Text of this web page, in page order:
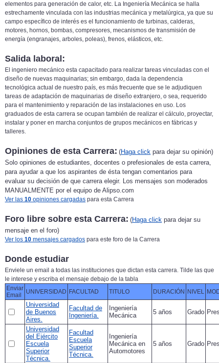
elementos para generación de calor, etc. La Ingeniería Mecánica se halla
estrechamente vinculada con las industrias mecánica y metalúrgica, ya que su
campo específico de interés es el funcionamiento de turbinas, calderas,
motores, hornos, bombas, compresores, mecanismos de transmisión de
energía (engranajes, arboles, poleas), frenos, elásticos, etc.
Salida laboral:
El ingeniero mecánico esta capacitado para realizar tareas vinculadas con el
diseño de nuevas maquinarias; sin embargo, dada la dependencia
tecnológica actual de nuestro país, es más frecuente que se le adjudiquen
tareas de adaptación de maquinarias de diseño extranjero, o sea, requerido
para el mantenimiento y reparación de las instalaciones en uso. Los
graduados de esta carrera se ocupan también de realizar el cálculo, proyectar,
instalar y poner en marcha conjuntos de grupos mecánicos en fábricas y
talleres.
Opiniones de esta Carrera: (Haga click para dejar su opinión)
Solo opiniones de estudiantes, docentes o prefesionales de esta carrera,
para ayudar a que los aspirantes de ésta tengan comentarios para
evaluar su decisión de que carrera elegir. Los mensajes son moderados
MANUALMENTE por el equipo de Alipso.com
Ver las 10 opiniones cargadas para esta Carrera
Foro libre sobre esta Carrera: (Haga click para dejar su
mensaje en el foro)
Ver los 10 mensajes cargados para este foro de la Carrera
Donde estudiar
Enviele un email a todas las instituciones que dictan esta carrera. Tilde las que
le interese y escriba el mensaje debajo de la tabla
Enviar
Email
UNIVERSIDAD FACULTAD TITULO DURACIÓN NIVEL
Universidad
de Buenos
Aires.
Facultad de
Ingeniería.
Ingeniería
Mecánica
5 años Grado
Universidad
del Ejército
Escuela
Superior
Técnica.
Facultad
Escuela
Superior
Técnica.
Ingeniería
Mecánica en
Automotores
5 años Grado